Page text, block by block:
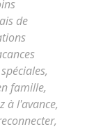
de
,
famille,
à l'avance,
,